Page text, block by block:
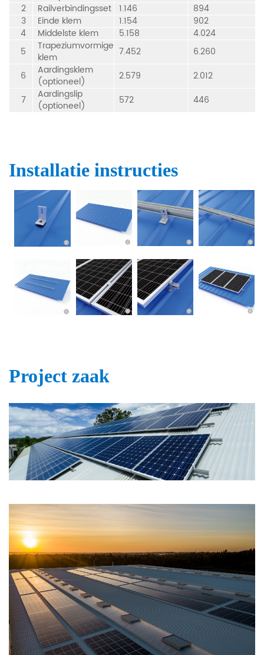
2
Railverbindingsset 1.146
894
3
Einde klem 1.154
902
4
Middelste klem 5.158
4.024
5
Trapeziumvormige
klem
7.452
6.260
6
Aardingsklem
(optioneel)
2.579
2.012
7
Aardingslip
(optioneel)
572 446
Installatie instructies
Project zaak